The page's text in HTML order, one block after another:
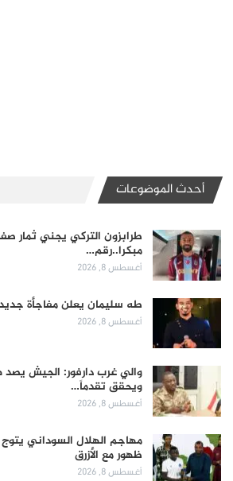
أحدث الموضوعات
طرابزون التركي يجني ثمار
مبكرا..رقم…
أغسطس 8, 2026
طه سليمان يعلن مفاجأة
أغسطس 8, 2026
والي غرب دارفور: الجيش يصد
ويحقق تقدماً…
أغسطس 8, 2026
مهاجم الهلال السوداني
ظهور مع الأزرق
أغسطس 8, 2026